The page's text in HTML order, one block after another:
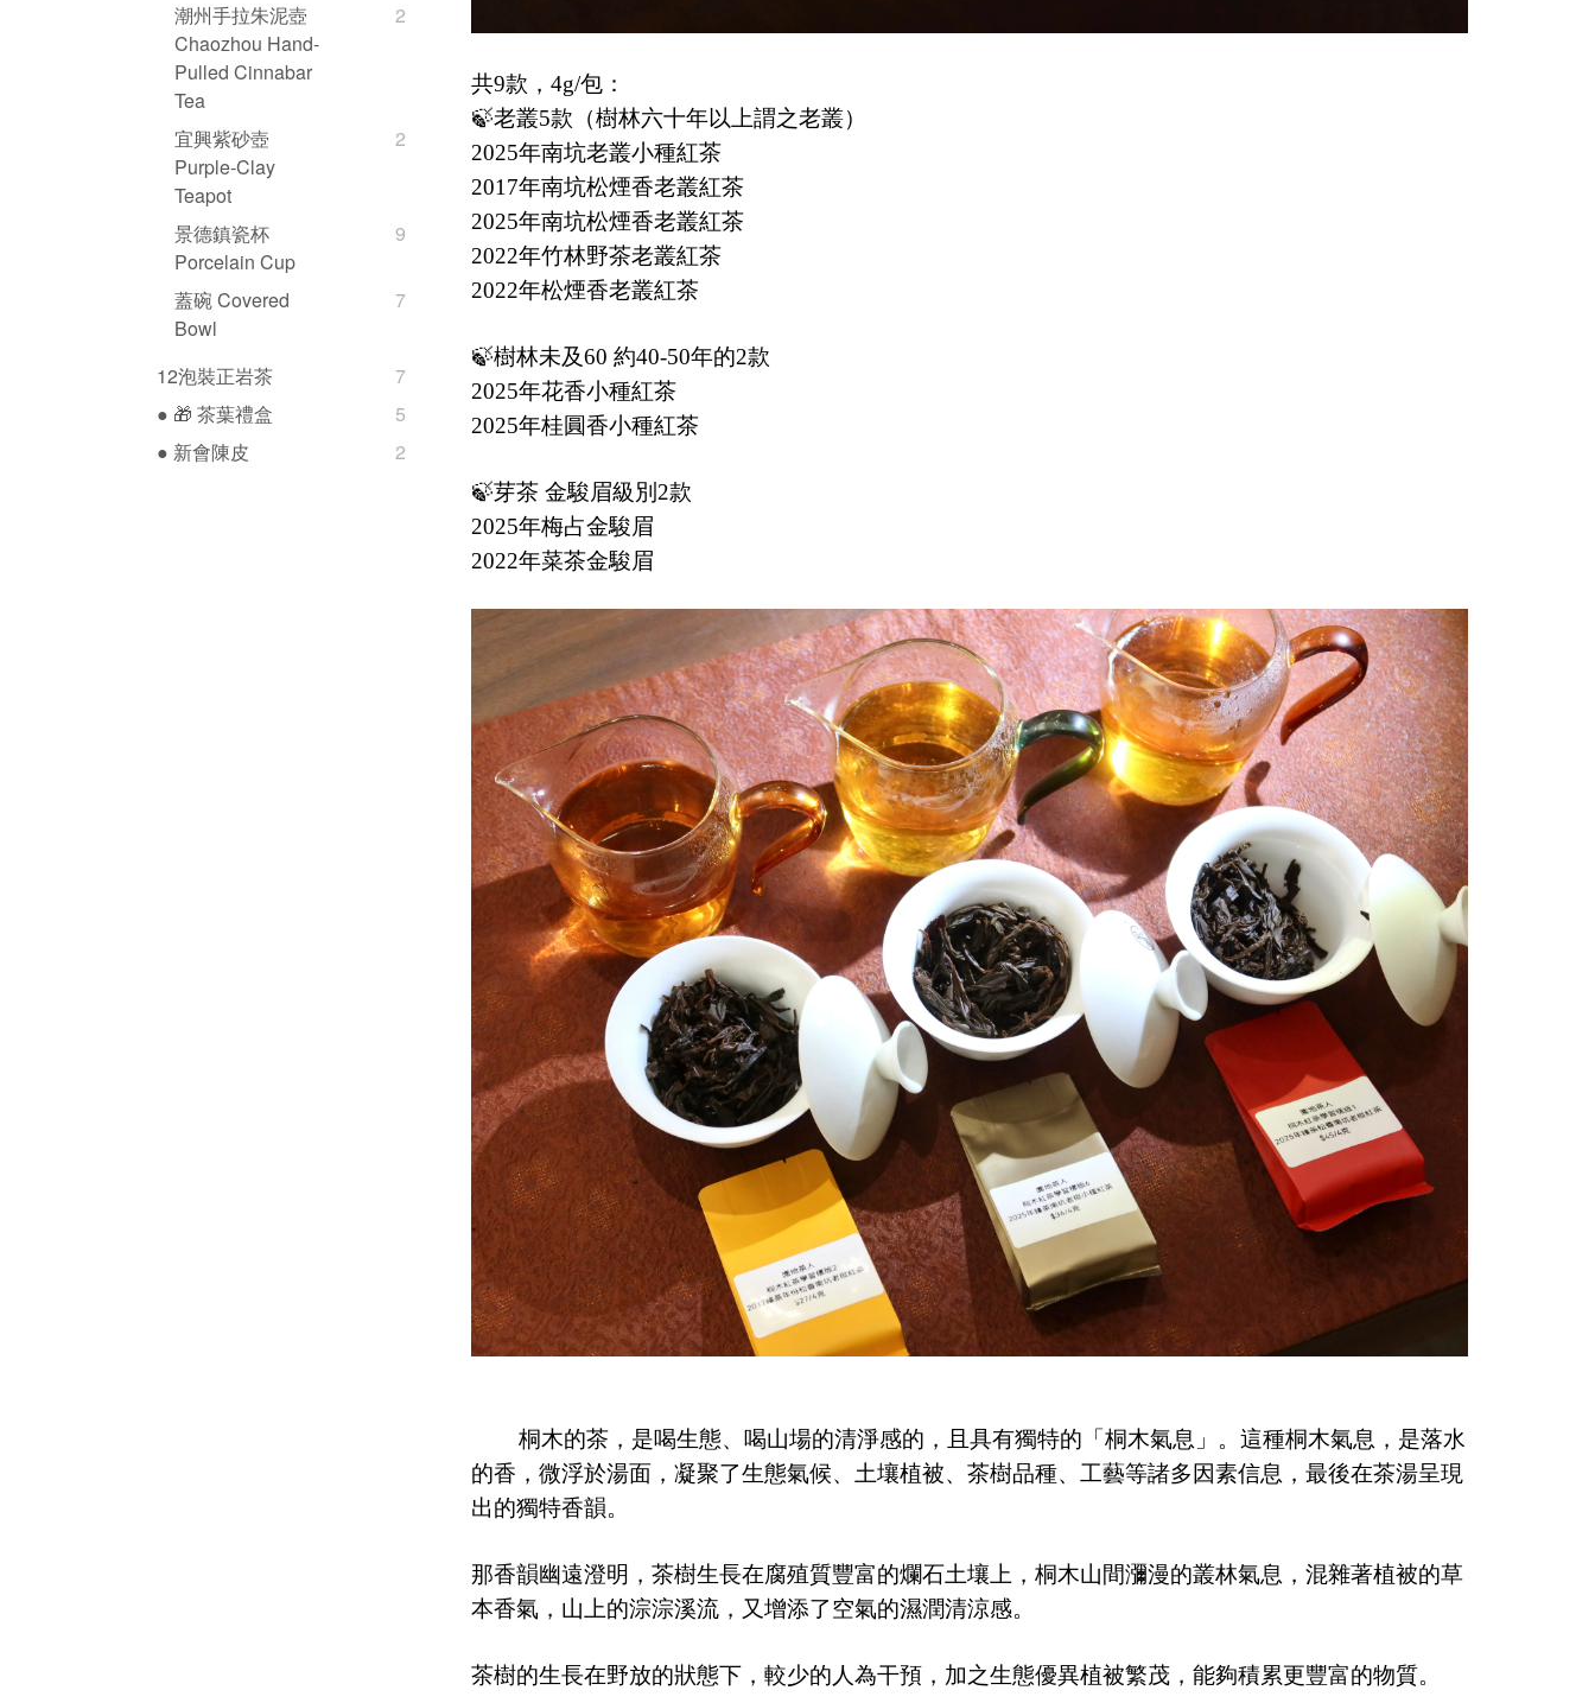
潮州手拉朱泥壺
Chaozhou Hand-
Pulled Cinnabar
Tea
2
宜興紫砂壺
Purple-Clay
Teapot
2
景德鎮瓷杯
Porcelain Cup
9
蓋碗 Covered
Bowl
7
12泡裝正岩茶
7
● 🎁 茶葉禮盒
5
● 新會陳皮
2
共9款，4g/包：
🍃老叢5款（樹林六十年以上謂之老叢）
2025年南坑老叢小種紅茶
2017年南坑松煙香老叢紅茶
2025年南坑松煙香老叢紅茶
2022年竹林野茶老叢紅茶
2022年松煙香老叢紅茶
🍃樹林未及60 約40-50年的2款
2025年花香小種紅茶
2025年桂圓香小種紅茶
🍃芽茶 金駿眉級別2款
2025年梅占金駿眉
2022年菜茶金駿眉
桐木的茶，是喝生態、喝山場的清淨感的，且具有獨特的「桐木氣息」。這種桐木氣息，是落水
的香，微浮於湯面，凝聚了生態氣候、土壤植被、茶樹品種、工藝等諸多因素信息，最後在茶湯呈現
出的獨特香韻。
那香韻幽遠澄明， 茶樹生長在腐殖質豐富的爛石土壤上， 桐木山間瀰漫的叢林氣息，混雜著植被的草
本香氣，山上的淙淙溪流，又增添了空氣的濕潤清涼感。
茶樹的生長在野放的狀態下，較少的人為干預，加之生態優異植被繁茂，能夠積累更豐富的物質。